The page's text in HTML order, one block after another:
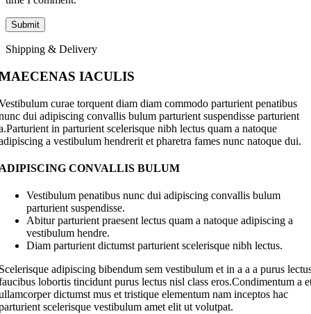
Shipping & Delivery
IACULIS
curae torquent diam diam commodo parturient penatibus
dui adipiscing convallis bulum parturient suspendisse parturient
in parturient scelerisque nibh lectus quam a natoque
a vestibulum hendrerit et pharetra fames nunc natoque dui.
CONVALLIS BULUM
Vestibulum penatibus nunc dui adipiscing convallis bulum
parturient suspendisse.
Abitur parturient praesent lectus quam a natoque adipiscing a
vestibulum hendre.
Diam parturient dictumst parturient scelerisque nibh lectus.
adipiscing bibendum sem vestibulum et in a a a purus
lobortis tincidunt purus lectus nisl class eros.Condimentum a
dictumst mus et tristique elementum nam inceptos hac
scelerisque vestibulum amet elit ut volutpat.